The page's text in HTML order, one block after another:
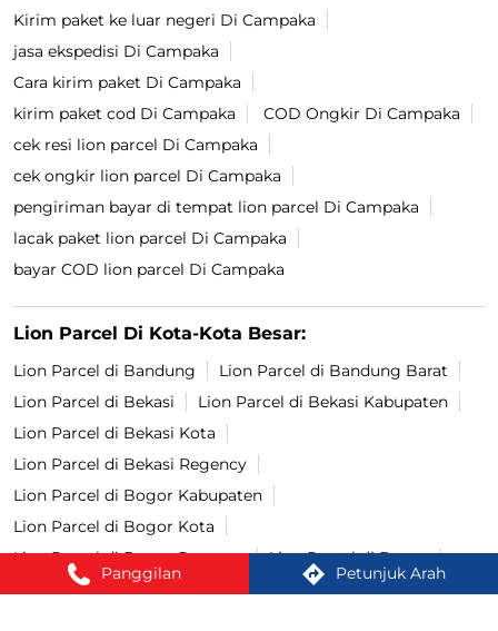
Panggilan Petunjuk Arah
Kirim paket ke luar negeri Di Campaka
jasa ekspedisi Di Campaka
Cara kirim paket Di Campaka
kirim paket cod Di Campaka
COD Ongkir Di Campaka
cek resi lion parcel Di Campaka
cek ongkir lion parcel Di Campaka
pengiriman bayar di tempat lion parcel Di Campaka
lacak paket lion parcel Di Campaka
bayar COD lion parcel Di Campaka
Lion Parcel Di Kota-Kota Besar:
Lion Parcel di Bandung
Lion Parcel di Bandung Barat
Lion Parcel di Bekasi
Lion Parcel di Bekasi Kabupaten
Lion Parcel di Bekasi Kota
Lion Parcel di Bekasi Regency
Lion Parcel di Bogor Kabupaten
Lion Parcel di Bogor Kota
Lion Parcel di Bogor Regency
Lion Parcel di Bogor
Lion Parcel di Cianjur
Lion Parcel di Cimahi